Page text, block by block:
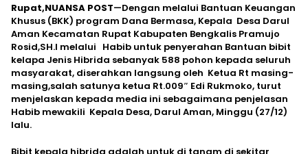
Rupat,NUANSA POST—Dengan melalui Bantuan Keuangan
Khusus (BKK) program Dana Bermasa, Kepala Desa Darul
Aman Kecamatan Rupat Kabupaten Bengkalis Pramujo
Rosid,SH.I melalui Habib untuk penyerahan Bantuan bibit
kelapa Jenis Hibrida sebanyak 588 pohon kepada seluruh
masyarakat, diserahkan langsung oleh Ketua Rt masing-
masing,salah satunya ketua Rt.009″ Edi Rukmoko, turut
menjelaskan kepada media ini sebagaimana penjelasan
Habib mewakili Kepala Desa, Darul Aman, Minggu (27/12)
lalu.
Bibit kepala hibrida adalah untuk di tanam di sekitar